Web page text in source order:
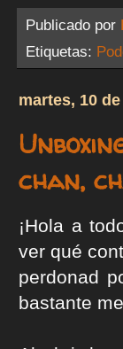
Publicado por
Etiquetas:
martes, 10
chan,
¡Hola a
ver qué
perdonad
bastante